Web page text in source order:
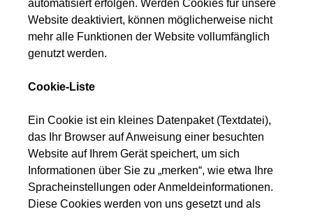
automatisiert erfolgen. Werden Cookies für unsere
Website deaktiviert, können möglicherweise nicht
mehr alle Funktionen der Website vollumfänglich
genutzt werden.
Cookie-Liste
Ein Cookie ist ein kleines Datenpaket (Textdatei),
das Ihr Browser auf Anweisung einer besuchten
Website auf Ihrem Gerät speichert, um sich
Informationen über Sie zu „merken“, wie etwa Ihre
Spracheinstellungen oder Anmeldeinformationen.
Diese Cookies werden von uns gesetzt und als